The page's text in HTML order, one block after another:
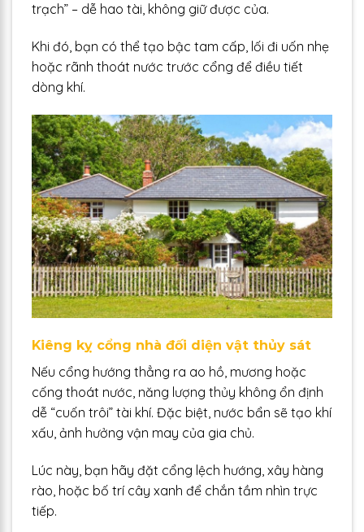
trạch” – dễ hao tài, không giữ được của.
Khi đó, bạn có thể tạo bậc tam cấp, lối đi uốn nhẹ
hoặc rãnh thoát nước trước cổng để điều tiết
dòng khí.
Kiêng kỵ cổng nhà đối diện vật thủy sát
Nếu cổng hướng thẳng ra ao hồ, mương hoặc
cống thoát nước, năng lượng thủy không ổn định
dễ “cuốn trôi” tài khí. Đặc biệt, nước bẩn sẽ tạo khí
xấu, ảnh hưởng vận may của gia chủ.
Lúc này, bạn hãy đặt cổng lệch hướng, xây hàng
rào, hoặc bố trí cây xanh để chắn tầm nhìn trực
tiếp.